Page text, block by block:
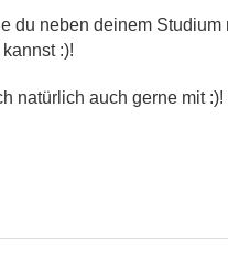
du neben deinem Studium
:)!
natürlich auch gerne mit :)!